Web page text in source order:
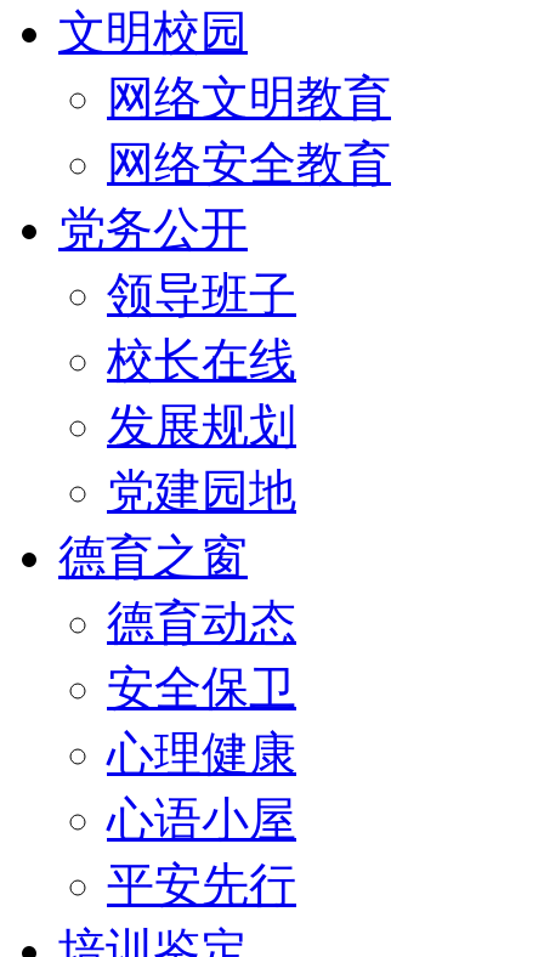
文明校园
网络文明教育
网络安全教育
党务公开
领导班子
校长在线
发展规划
党建园地
德育之窗
德育动态
安全保卫
心理健康
心语小屋
平安先行